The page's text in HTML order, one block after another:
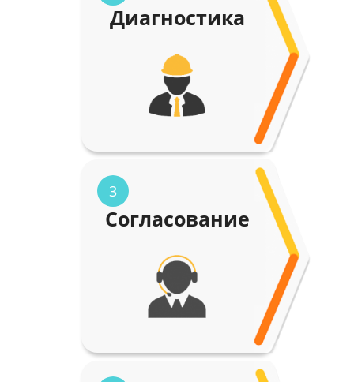
Диагностика
3
Согласование